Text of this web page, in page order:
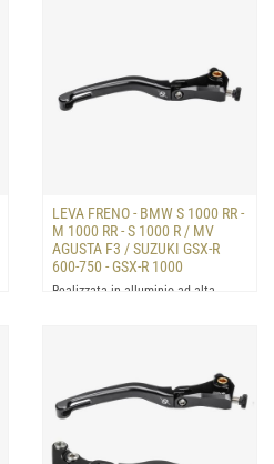
LEVA FRENO - BMW S 1000 RR -
M 1000 RR - S 1000 R / MV
AGUSTA F3 / SUZUKI GSX-R
600-750 - GSX-R 1000
Realizzata in alluminio ad alta